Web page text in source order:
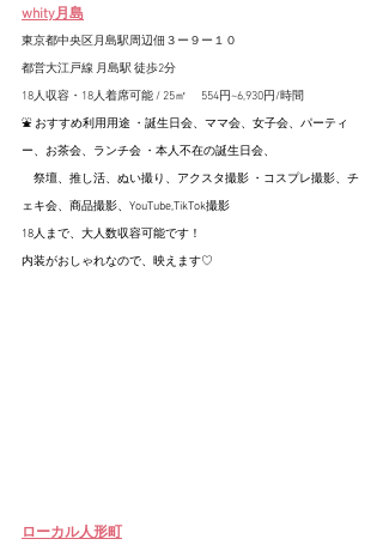
whity月島
東京都中央区月島駅周辺佃３ー９ー１０
都営大江戸線 月島駅 徒歩2分
18人収容・18人着席可能 / 25㎡
554円~6,930円/時間
⛲️ おすすめ利用用途 ・誕生日会、ママ会、女子会、パーティ
ー、お茶会、ランチ会 ・本人不在の誕生日会、
祭壇、推し活、ぬい撮り、アクスタ撮影 ・コスプレ撮影、チ
ェキ会、商品撮影、YouTube,TikTok撮影
18人まで、大人数収容可能です！
内装がおしゃれなので、映えます♡
ローカル人形町